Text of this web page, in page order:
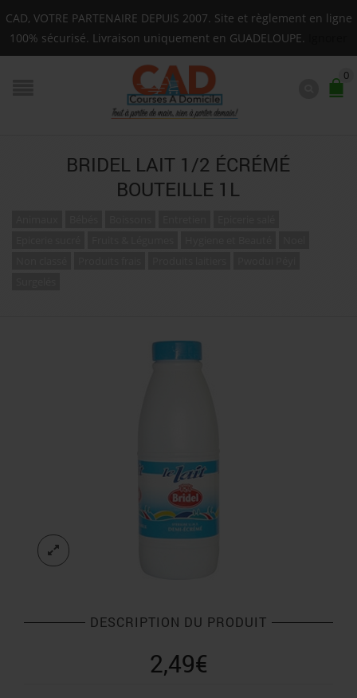
Livraison sur toute la Guadeloupe : Mardi, Jeudi,
0
BRIDEL LAIT 1/2 ÉCRÉMÉ
BOUTEILLE 1L
DESCRIPTION DU PRODUIT
2,49€
CAD, VOTRE PARTENAIRE DEPUIS 2007. Site et règlement en ligne
100% sécurisé. Livraison uniquement en GUADELOUPE.